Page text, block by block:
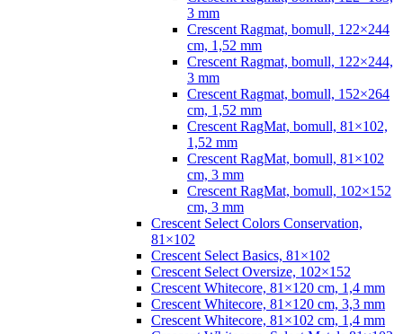
3 mm
Crescent Ragmat, bomull, 122×244
cm, 1,52 mm
Crescent Ragmat, bomull, 122×244,
3 mm
Crescent Ragmat, bomull, 152×264
cm, 1,52 mm
Crescent RagMat, bomull, 81×102,
1,52 mm
Crescent RagMat, bomull, 81×102
cm, 3 mm
Crescent RagMat, bomull, 102×152
cm, 3 mm
Crescent Select Colors Conservation,
81×102
Crescent Select Basics, 81×102
Crescent Select Oversize, 102×152
Crescent Whitecore, 81×120 cm, 1,4 mm
Crescent Whitecore, 81×120 cm, 3,3 mm
Crescent Whitecore, 81×102 cm, 1,4 mm